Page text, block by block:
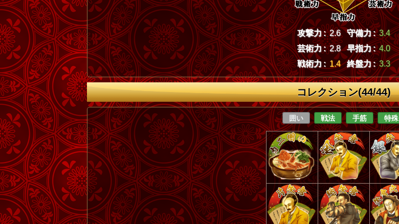
攻撃力 : 2.6 守備力 : 3.4
芸術力 : 2.8 早指力 : 4.0
戦術力 : 1.4 終盤力 : 3.3
コレクション(44/44)
囲い 戦法 手筋 特殊